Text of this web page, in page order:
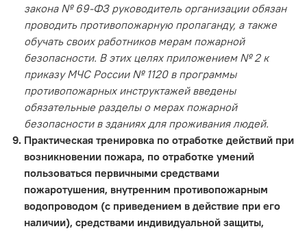
закона № 69-ФЗ руководитель организации обязан
проводить противопожарную пропаганду, а также
обучать своих работников мерам пожарной
безопасности. В этих целях приложением № 2 к
приказу МЧС России № 1120 в программы
противопожарных инструктажей введены
обязательные разделы о мерах пожарной
безопасности в зданиях для проживания людей.
Практическая тренировка по отработке действий при
возникновении пожара, по отработке умений
пользоваться первичными средствами
пожаротушения, внутренним противопожарным
водопроводом (с приведением в действие при его
наличии), средствами индивидуальной защиты,